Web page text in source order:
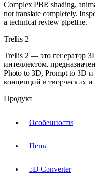
Complex PBR shading,
not translate completely.
a technical review pipeline.
Trellis 2
Trellis 2 — это генератор
интеллектом,
Photo to 3D, Prompt to 3D и
концепций в творческих и
Продукт
Особенности
Цены
3D Converter